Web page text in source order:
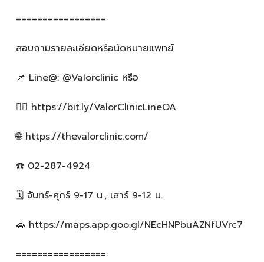
=================
สอบถามรายละเอียดหรือนัดหมายแพทย์
📌 Line@: @Valorclinic หรือ
👉🏻 https://bit.ly/ValorClinicLineOA
🌐 https://thevalorclinic.com/
☎️ 02-287-4924
🗓️ จันทร์-ศุกร์ 9-17 น., เสาร์ 9-12 น.
🚗 https://maps.app.goo.gl/NEcHNPbuAZNfUVrc7
=================